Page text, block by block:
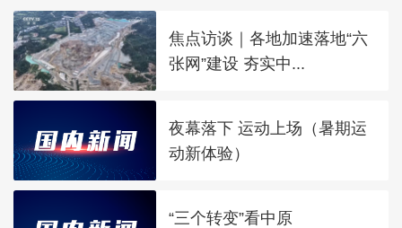
焦点访谈｜各地加速落地“六
张网”建设 夯实中...
夜幕落下 运动上场（暑期运
动新体验）
“三个转变”看中原